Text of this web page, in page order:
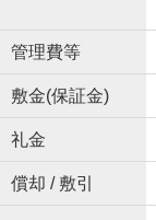
管理費等
敷金(保証金)
礼金
償却 / 敷引